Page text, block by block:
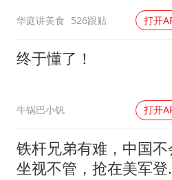
乐享全
华庭讲美食 526跟贴 打开
终于懂了！
牛锅巴小钒 打开
铁杆兄弟有难，中国不
坐视不管，抢在美军登